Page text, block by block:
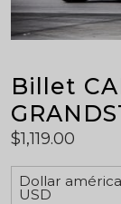
Billet
$1,119.00
Dollar
USD